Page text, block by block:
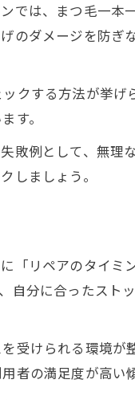
では、まつ毛一本
のダメージを防ぎ
クする方法が挙げ
す。
敗例として、無理
しましょう。
「リペアのタイミ
自分に合ったスト
受けられる環境が
者の満足度が高い傾